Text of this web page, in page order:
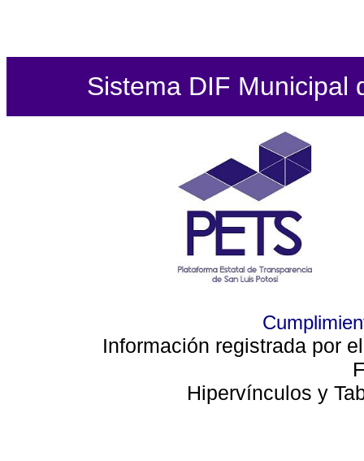
Sistema DIF Municipal
Información registrada por
Hipervínculos y